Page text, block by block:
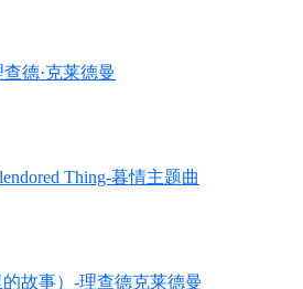
德·克莱德曼
Thing-暮情主题曲
故事）-理查德克莱德曼